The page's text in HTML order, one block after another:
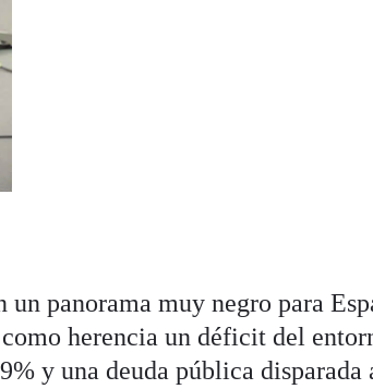
un panorama muy negro para
herencia un déficit del
y una deuda pública disparada